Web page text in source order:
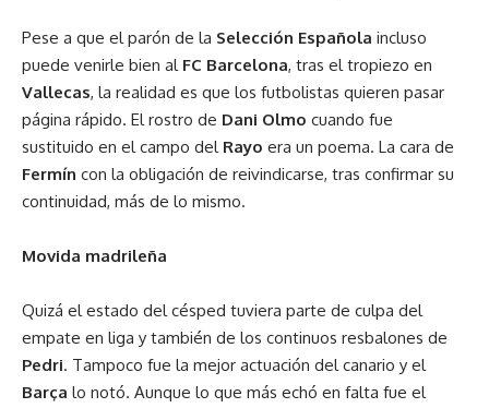
Pese a que el parón de la Selección Española incluso
puede venirle bien al FC Barcelona, tras el tropiezo en
Vallecas, la realidad es que los futbolistas quieren pasar
página rápido. El rostro de Dani Olmo cuando fue
sustituido en el campo del Rayo era un poema. La cara de
Fermín con la obligación de reivindicarse, tras confirmar su
continuidad, más de lo mismo.
Movida madrileña
Quizá el estado del césped tuviera parte de culpa del
empate en liga y también de los continuos resbalones de
Pedri. Tampoco fue la mejor actuación del canario y el
Barça lo notó. Aunque lo que más echó en falta fue el